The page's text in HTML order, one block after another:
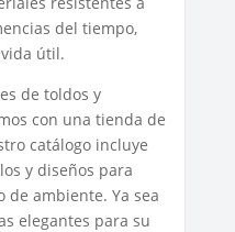
del tiempo,
útil.
de toldos y
con una tienda de
catálogo incluye
y diseños para
ambiente. Ya sea
elegantes para su